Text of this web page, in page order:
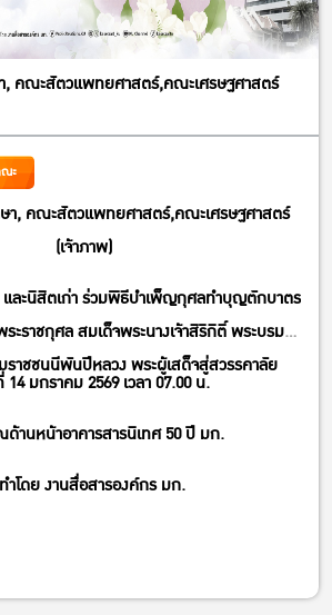
, คณะสัตวแพทยศาสตร์,คณะเศรษฐศาสตร์
ะ
า, คณะสัตวแพทยศาสตร์,คณะเศรษฐศาสตร์
(เจ้าภาพ)
ละนิสิตเก่า ร่วมพิธีบำเพ็ญกุศลทำบุญตักบาตร
ะราชกุศล สมเด็จพระนางเจ้าสิริกิติ์ พระบรม
ราชชนนีพันปีหลวง พระผู้เสด็จสู่สวรรคาลัย
มกราคม 2569 เวลา 07.00 น.
านหน้าอาคารสารนิเทศ 50 ปี มก.
าโดย งานสื่อสารองค์กร มก.